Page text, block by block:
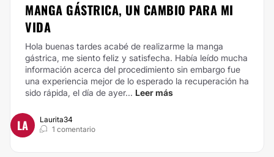
MANGA GÁSTRICA, UN CAMBIO PARA MI
VIDA
Hola buenas tardes acabé de realizarme la manga
gástrica, me siento feliz y satisfecha. Había leído mucha
información acerca del procedimiento sin embargo fue
una experiencia mejor de lo esperado la recuperación ha
sido rápida, el día de ayer... Leer más
LA
Laurita34
1 comentario